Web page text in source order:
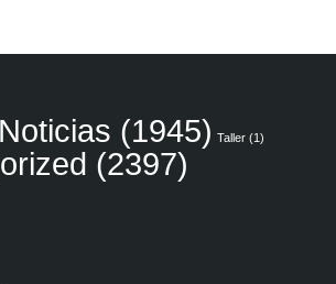
Noticias (1945) Taller (1)
(2397)